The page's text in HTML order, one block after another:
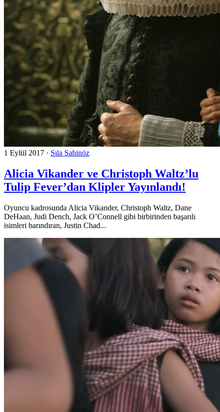
1 Eylül 2017 · Sıla Şahinöz
Alicia Vikander ve Christoph Waltz’lu
Tulip Fever’dan Klipler Yayınlandı!
Oyuncu kadrosunda Alicia Vikander, Christoph Waltz, Dane
DeHaan, Judi Dench, Jack O’Connell gibi birbirinden başarılı
isimleri barındıran, Justin Chad...